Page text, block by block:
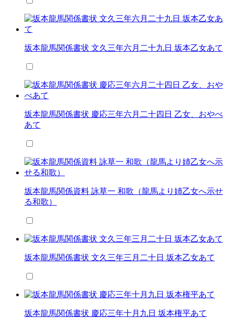
坂本龍馬関係書状 文久三年六月二十九日 坂本乙女あて
坂本龍馬関係書状 慶応三年六月二十四日 乙女、おやべ
あて
坂本龍馬関係資料 詠草一 和歌（龍馬より姉乙女へ示せ
る和歌）
坂本龍馬関係書状 文久三年三月二十日 坂本乙女あて
坂本龍馬関係書状 慶応三年十月九日 坂本権平あて